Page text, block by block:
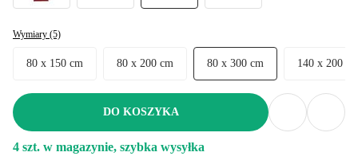
Wymiary (5)
80 x 150 cm 80 x 200 cm 80 x 300 cm 140 x 200
DO KOSZYKA
4 szt. w magazynie, szybka wysyłka